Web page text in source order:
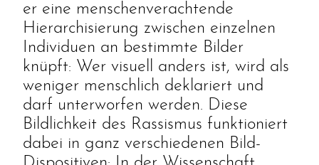
er eine menschenverachtende
Hierarchisierung zwischen einzelnen
Individuen an bestimmte Bilder
knüpft: Wer visuell anders ist, wird als
weniger menschlich deklariert und
darf unterworfen werden. Diese
Bildlichkeit des Rassismus funktioniert
dabei in ganz verschiedenen Bild-